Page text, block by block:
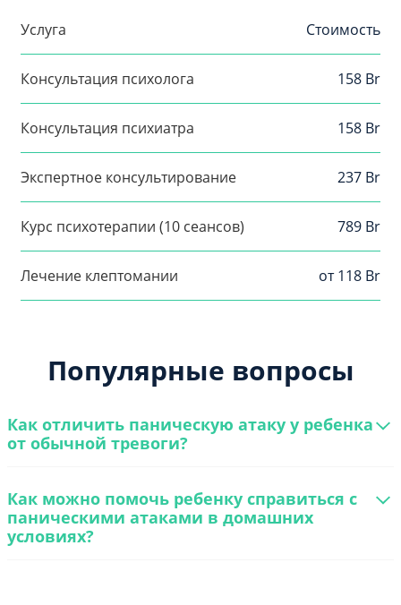
Услуга Стоимость
Консультация психолога 158 Br
Консультация психиатра 158 Br
Экспертное консультирование 237 Br
Курс психотерапии (10 сеансов) 789 Br
Лечение клептомании от 118 Br
Популярные вопросы
Как отличить паническую атаку у ребенка
от обычной тревоги?
Как можно помочь ребенку справиться с
паническими атаками в домашних
условиях?